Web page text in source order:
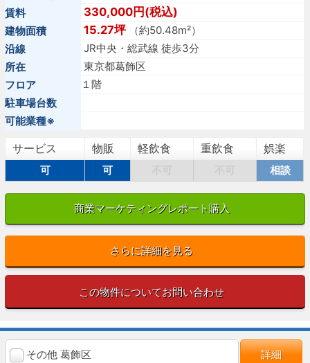
賃料
330,000円(税込)
建物面積 15.27坪（約50.48m²）
沿線
JR中央・総武線 徒歩3分
所在
東京都葛飾区
フロア
１階
駐車場台数
可能業種※
サービス 物販 軽飲食 重飲食 娯楽
可 可 相談
商業マーケティングレポート購入
さらに詳細を見る
この物件についてお問い合わせ
その他 葛飾区 詳細